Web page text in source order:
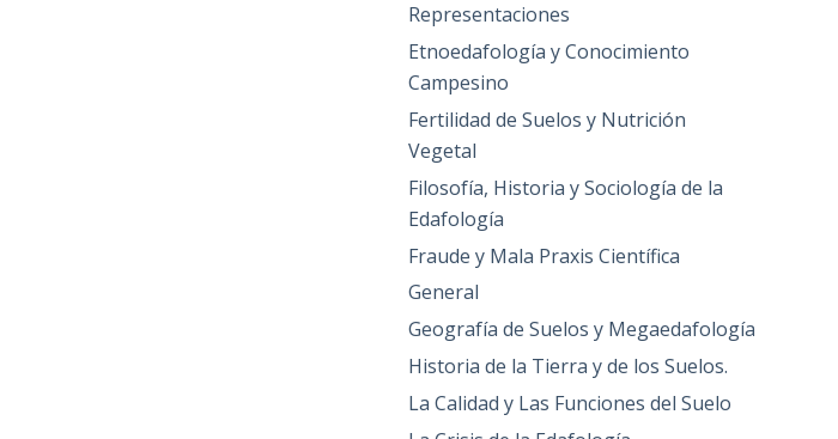
Representaciones
Etnoedafología y Conocimiento
Campesino
Fertilidad de Suelos y Nutrición
Vegetal
Filosofía, Historia y Sociología de la
Edafología
Fraude y Mala Praxis Científica
General
Geografía de Suelos y Megaedafología
Historia de la Tierra y de los Suelos.
La Calidad y Las Funciones del Suelo